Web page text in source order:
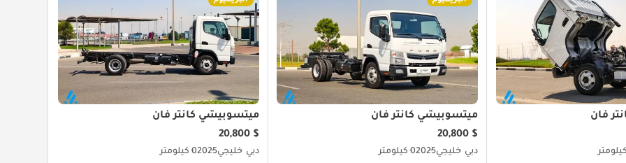
فان
ميتسوبيشي كانتر فان
$ 20,800
دبي خليجي20250 كيلومتر
ميتسوبيشي كانتر فان
$ 20,800
دبي خليجي20250 كيلومتر